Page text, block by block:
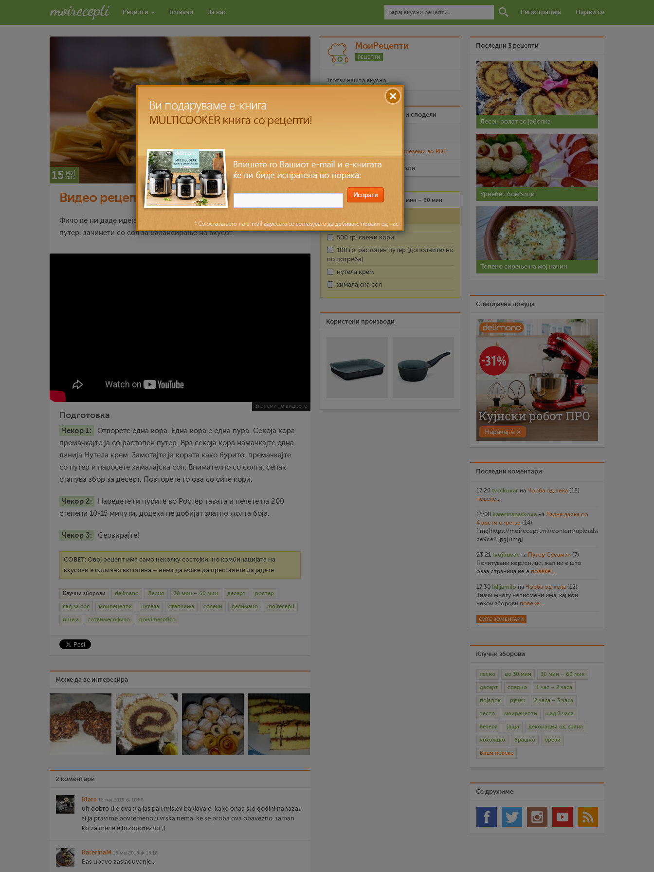
Рецепти Готвачи За нас Регистрација Најави се
15 мај
2015
Видео рецепт: Нутела солени пури
Фичо ќе ни даде идеја за брз и вкусен десерт од кори, нутела и
путер, зачинети со сол за балансирање на вкусот.
Зголеми го видеото
Подготовка
Чекор 1:
Отворете една кора. Една кора е една пура. Секоја кора
премачкајте ја со растопен путер. Врз секоја кора намачкајте една
линија Нутела крем. Замотајте ја кората како бурито, премачкајте
со путер и наросете хималајска сол. Внимателно со солта, сепак
станува збор за десерт. Повторете го ова со сите кори.
Чекор 2:
Наредете ги пурите во Ростер тавата и печете на 200
степени 10-15 минути, додека не добијат златно жолта боја.
Чекор 3: Сервирајте!
СОВЕТ: Овој рецепт има само неколку состојки, но комбинацијата на
вкусови е одлично вклопена – нема да може да престанете да јадете.
Клучни зборови delimano Лесно 30 мин – 60 мин десерт ростер
сад за сос моирецепти нутела стапчиња солени делимано moirecepti
nutela готвимесофичо gotvimesofico
Може да ве интересира
2 коментари
Klara 15 мај 2015 @ 10:58
uh dobro ti e ova :) a jas pak mislev baklava e, kako onaa sto godini nanazat
si ja pravime povremeno :) vrska nema. ke se proba ova obavezno. taman
ko za mene e brzopotezno ;)
KaterinaM 15 мај 2015 @ 15:16
Bas ubavo zasladuvanje...
МоиРецепти
РЕЦЕПТИ
Зготви нешто вкусно.
Биди вистински пријател и сподели
преземи во PDF
Рецептот е прочитан пати
Лесно 8 лица 30 мин – 60 мин
500 гр. свежи кори
100 гр. растопен путер (дополнително
по потреба)
нутела крем
хималајска сол
Користени производи
Последни 3 рецепти
Лесен ролат со јаболка
Урнебес бомбици
Топено сирење на мој начин
Специјална понуда
Последни коментари
17:26 tvojkuvar на Чорба од леќа (12)
повеќе...
15:08 katerinanaskova на Ладна даска со
4 врсти сирење (14)
[img]https://moirecepti.mk/content/uploads/2026/07/
ce9ce2.jpg[/img]
23:21 tvojkuvar на Путер Сусамки (7)
Почитувани корисници, жал ни е што
оваа страница не е повеќе...
17:30 lidijamilo на Чорба од леќа (12)
Значи многу неписмени има, кај кои
некои зборови повеќе...
СИТЕ КОМЕНТАРИ
Клучни зборови
лесно до 30 мин 30 мин – 60 мин
десерт средно 1 час – 2 часа
појадок ручек 2 часа – 3 часа
тесто моирецепти над 3 часа
вечера јајца декорации од храна
чоколадо брашно ореви
Види повеќе
Се дружиме